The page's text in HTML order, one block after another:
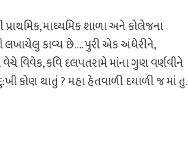
માઘ્યમિક શાળા અને કોલેજના
લખાયેલુ કાવ્ય છે…. પુરી એક અંધેરીને,
વિવેક, કવિ દલપતરામે માંના ગુણ વર્ણવીને
કોણ થાતું ? મહા હેતવાળી દયાળી જ માં તુ.